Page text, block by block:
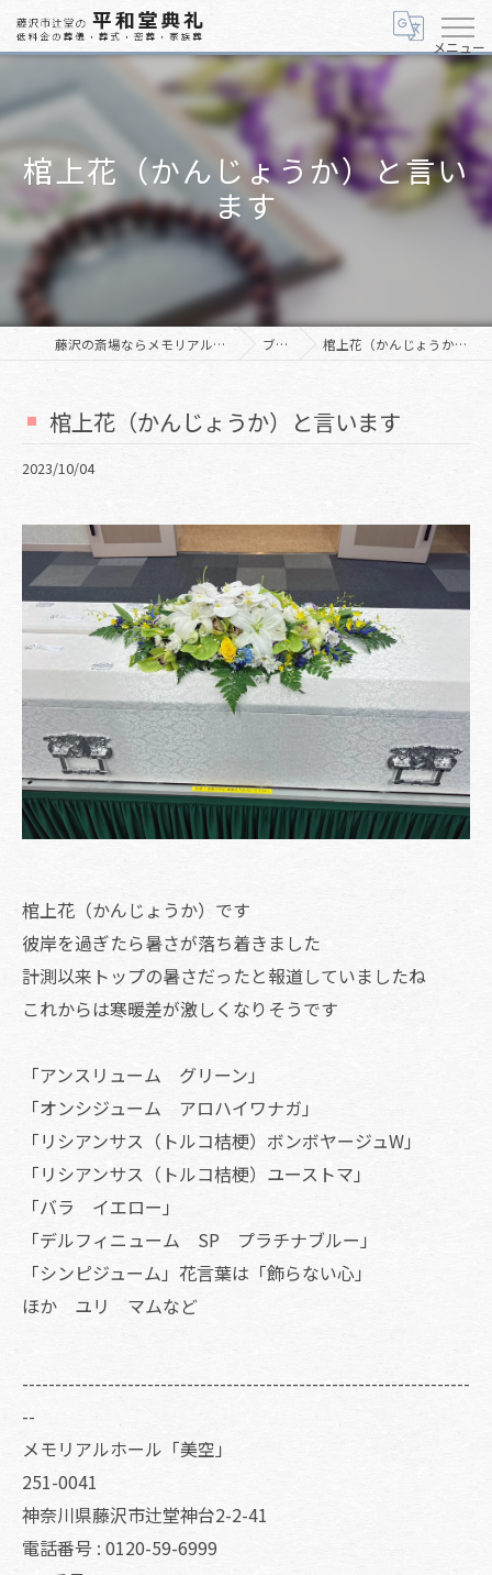
メニュー
棺上花（かんじょうか）と言い
ます
藤沢の斎場ならメモリアルホール「美空」 ブログ 棺上花（かんじょうか）と言います
棺上花（かんじょうか）と言います
2023/10/04
棺上花（かんじょうか）です
彼岸を過ぎたら暑さが落ち着きました
計測以来トップの暑さだったと報道していましたね
これからは寒暖差が激しくなりそうです
「アンスリューム グリーン」
「オンシジューム アロハイワナガ」
「リシアンサス（トルコ桔梗）ボンボヤージュW」
「リシアンサス（トルコ桔梗）ユーストマ」
「バラ イエロー」
「デルフィニューム SP プラチナブルー」
「シンピジューム」花言葉は「飾らない心」
ほか ユリ マムなど
--------------------------------------------------------------------
--
メモリアルホール「美空」
251-0041
神奈川県藤沢市辻堂神台2-2-41
電話番号 : 0120-59-6999